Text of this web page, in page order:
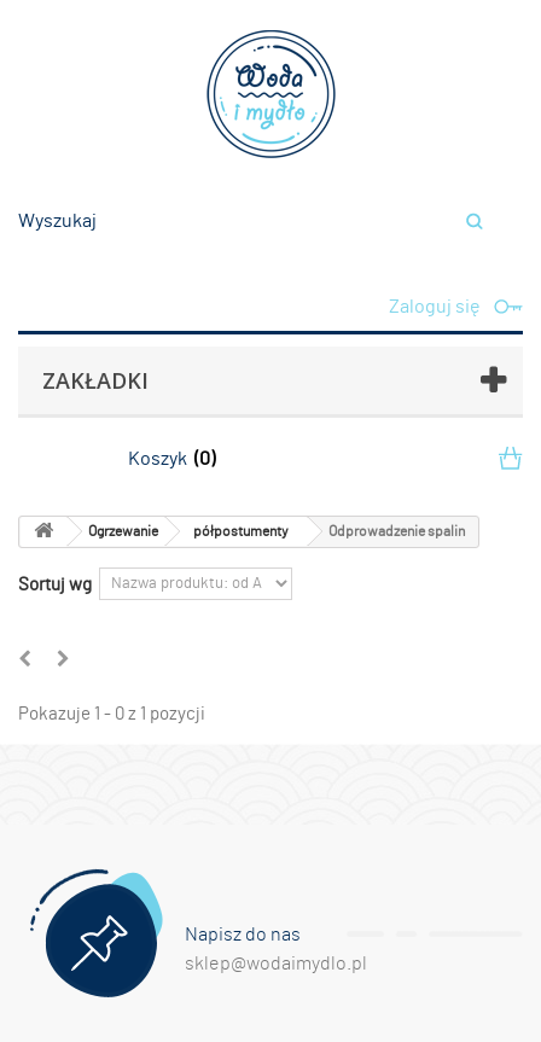
Zaloguj się
ZAKŁADKI
Koszyk (0)
Ogrzewanie półpostumenty Odprowadzenie spalin
Sortuj wg
Pokazuje 1 - 0 z 1 pozycji
Napisz do nas
sklep@wodaimydlo.pl